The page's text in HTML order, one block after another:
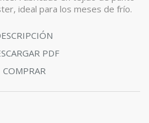
ideal para los meses de frío.
PDF
COMPRAR